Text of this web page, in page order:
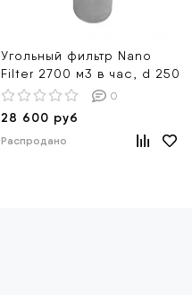
Угольный фильтр Nano
Filter 2700 м3 в час, d 250
0
28 600 руб
Распродано